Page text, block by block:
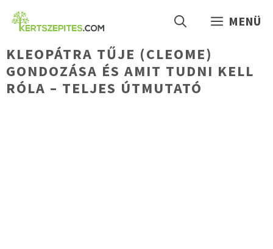
Kilépés
MENÜ
KLEOPÁTRA TŰJE (CLEOME)
GONDOZÁSA ÉS AMIT TUDNI KELL
RÓLA – TELJES ÚTMUTATÓ